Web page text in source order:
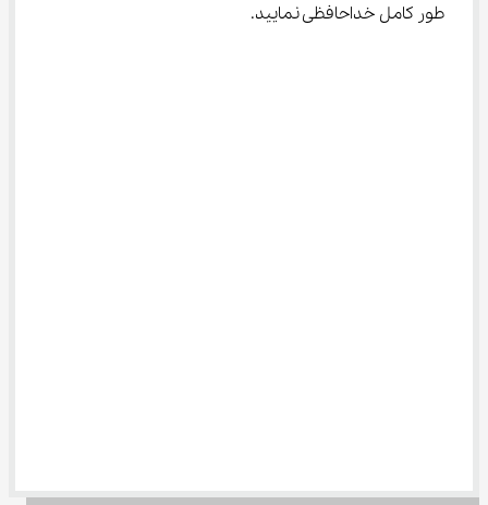
طور کامل خداحافظی نمایید.